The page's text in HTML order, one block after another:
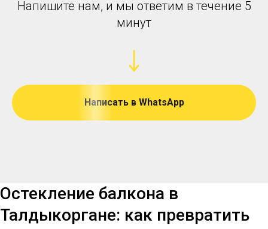
Напишите нам, и мы ответим в течение 5
минут
Написать в WhatsApp
Остекление балкона в
Талдыкоргане: как превратить